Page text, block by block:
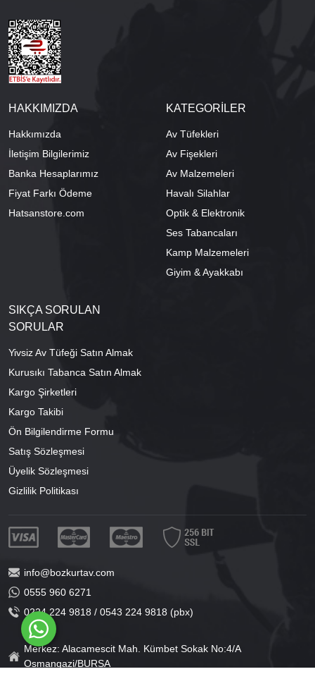
HAKKIMIZDA
Hakkımızda
İletişim Bilgilerimiz
Banka Hesaplarımız
Fiyat Farkı Ödeme
Hatsanstore.com
KATEGORİLER
Av Tüfekleri
Av Fişekleri
Av Malzemeleri
Havalı Silahlar
Optik & Elektronik
Ses Tabancaları
Kamp Malzemeleri
Giyim & Ayakkabı
SIKÇA SORULAN
SORULAR
Yivsiz Av Tüfeği Satın Almak
Kurusıkı Tabanca Satın Almak
Kargo Şirketleri
Kargo Takibi
Ön Bilgilendirme Formu
Satış Sözleşmesi
Üyelik Sözleşmesi
Gizlilik Politikası
info@bozkurtav.com
0555 960 6271
0224 224 9818 / 0543 224 9818 (pbx)
Merkez: Alacamescit Mah. Kümbet Sokak No:4/A
Osmangazi/BURSA